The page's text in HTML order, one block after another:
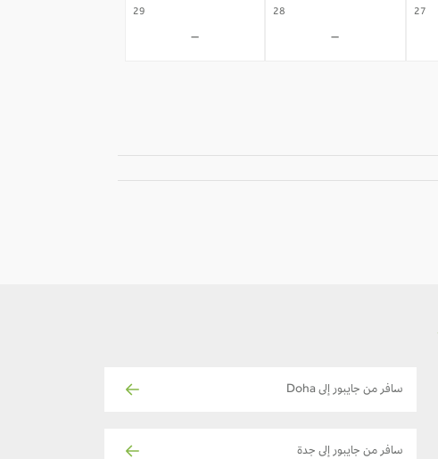
27
28
-
29
-
سافر من جايبور إلى Doha
سافر من جايبور إلى جدة